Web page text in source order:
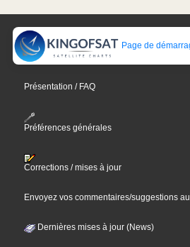
Page de
Présentation / FAQ
Préférences générales
Corrections / mises à jour
Envoyez vos commentaires/suggestions
Dernières mises à jour (News)